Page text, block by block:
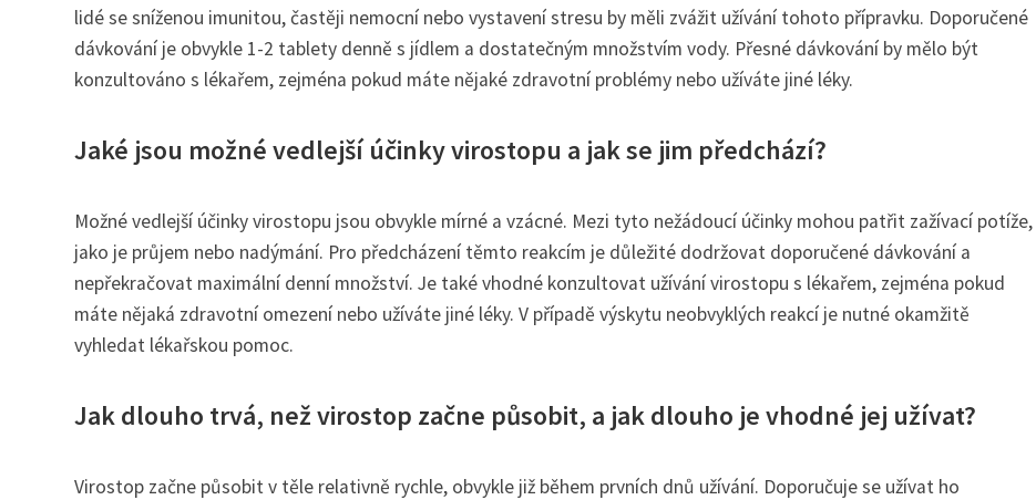
lidé se sníženou imunitou, častěji nemocní nebo vystavení stresu by měli zvážit užívání tohoto přípravku. Doporučené
dávkování je obvykle 1-2 tablety denně s jídlem a dostatečným množstvím vody. Přesné dávkování by mělo být
konzultováno s lékařem, zejména pokud máte nějaké zdravotní problémy nebo užíváte jiné léky.
Jaké jsou možné vedlejší účinky virostopu a jak se jim předchází?
Možné vedlejší účinky virostopu jsou obvykle mírné a vzácné. Mezi tyto nežádoucí účinky mohou patřit zažívací potíže,
jako je průjem nebo nadýmání. Pro předcházení těmto reakcím je důležité dodržovat doporučené dávkování a
nepřekračovat maximální denní množství. Je také vhodné konzultovat užívání virostopu s lékařem, zejména pokud
máte nějaká zdravotní omezení nebo užíváte jiné léky. V případě výskytu neobvyklých reakcí je nutné okamžitě
vyhledat lékařskou pomoc.
Jak dlouho trvá, než virostop začne působit, a jak dlouho je vhodné jej užívat?
Virostop začne působit v těle relativně rychle, obvykle již během prvních dnů užívání. Doporučuje se užívat ho